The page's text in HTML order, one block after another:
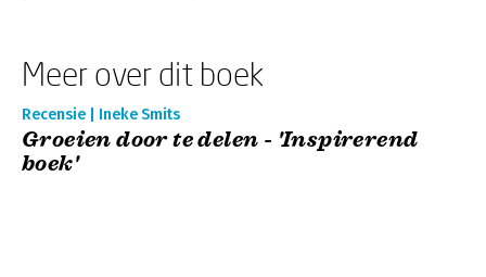
Meer over dit boek
Recensie | Ineke Smits
Groeien door te delen - 'Inspirerend
boek'